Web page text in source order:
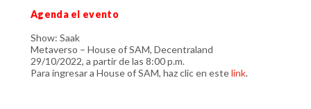
Agenda el evento
Show: Saak
Metaverso – House of SAM, Decentraland
29/10/2022, a partir de las 8:00 p.m.
Para ingresar a House of SAM, haz clic en estelink.